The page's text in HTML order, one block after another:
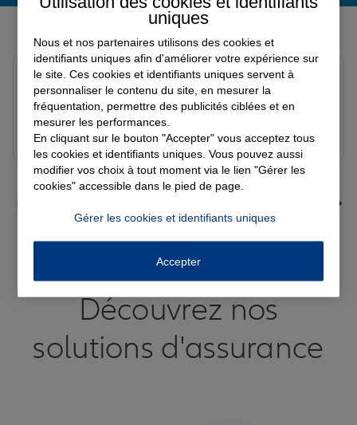
Derniers avis de nos agences Allianz
Note de 5 sur 5
Le 09/08/2026 - Agence LANGRES-SAINT GEOSMES
Très bonne agence. Notre conseillère Laura est
réactive et professionnelle.
Fanny B.
Voir tous les avis
Découvrez nos
solutions d'assurance
uniques
Nous et nos partenaires utilisons des cookies et
identifiants uniques afin d'améliorer votre expérience sur
le site. Ces cookies et identifiants uniques servent à
personnaliser le contenu du site, en mesurer la
fréquentation, permettre des publicités ciblées et en
mesurer les performances.
En cliquant sur le bouton "Accepter" vous acceptez tous
les cookies et identifiants uniques. Vous pouvez aussi
modifier vos choix à tout moment via le lien "Gérer les
cookies" accessible dans le pied de page.
Gérer les cookies et identifiants uniques
Accepter